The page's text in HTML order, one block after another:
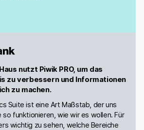
nutzt Piwik PRO, um das
zu verbessern und Informationen
zu machen.
Suite ist eine Art Maßstab, der uns
so funktionieren, wie wir es wollen. Für
wichtig zu sehen, welche Bereiche